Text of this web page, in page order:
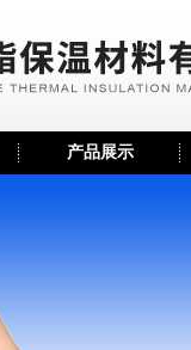
产品展示